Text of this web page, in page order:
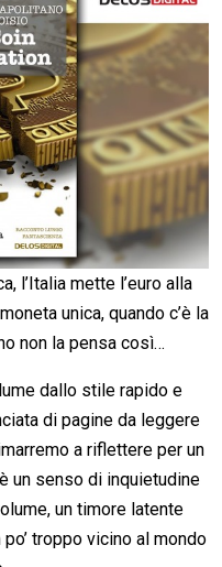
l’Italia mette l’euro alla
unica, quando c’è la
non la pensa così…
dallo stile rapido e
di pagine da leggere
a riflettere per un
un senso di inquietudine
un timore latente
troppo vicino al mondo